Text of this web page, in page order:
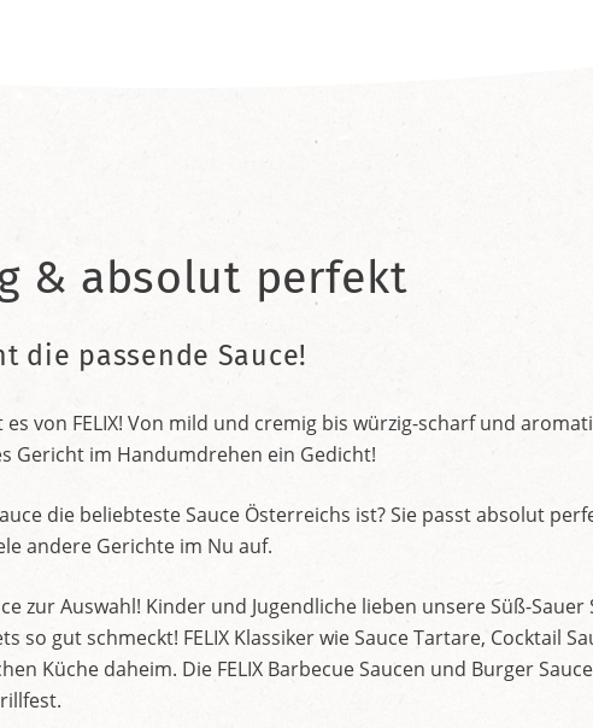
& absolut perfekt
die passende Sauce!
von FELIX! Von mild und cremig bis würzig-scharf und
Gericht im Handumdrehen ein Gedicht!
die beliebteste Sauce Österreichs ist? Sie passt absolut
andere Gerichte im Nu auf.
zur Auswahl! Kinder und Jugendliche lieben unsere Süß-Sauer
so gut schmeckt! FELIX Klassiker wie Sauce Tartare, Cocktail
Küche daheim. Die FELIX Barbecue Saucen und Burger